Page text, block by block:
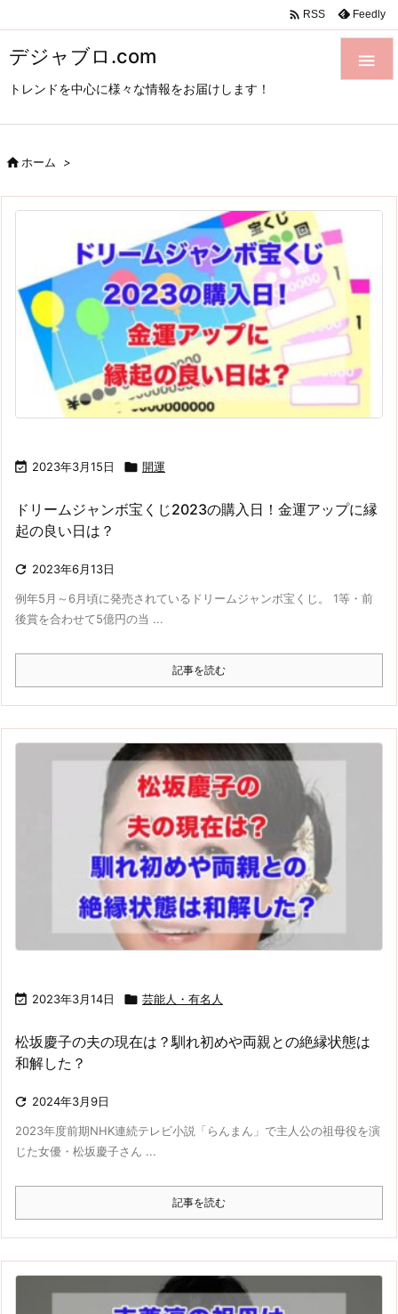
デジャブロ.com
トレンドを中心に様々な情報をお届けします！

 RSS Feedly
ホーム >
 2023年3月15日  開運
ドリームジャンボ宝くじ2023の購入日！金運アップに縁
起の良い日は？
 2023年6月13日
例年5月～6月頃に発売されているドリームジャンボ宝くじ。 1等・前
後賞を合わせて5億円の当 ...
記事を読む
 2023年3月14日  芸能人・有名人
松坂慶子の夫の現在は？馴れ初めや両親との絶縁状態は
和解した？
 2024年3月9日
2023年度前期NHK連続テレビ小説「らんまん」で主人公の祖母役を演
じた女優・松坂慶子さん ...
記事を読む